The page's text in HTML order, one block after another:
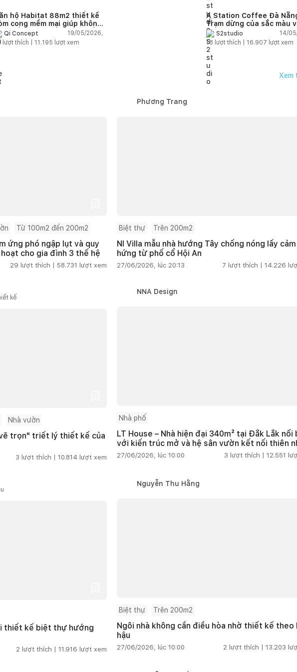
hộ Habitat 88m2 thiết kế
cong mềm mại giúp không
sống hiện đại trở nên ấm
hơn
Qi Concept
19/05/2026,
lượt thích | 11.195 lượt xem
A Station Coffee Đà
Trạm dừng của sắc màu
cảm hứng
S2studio
14/
18 lượt thích | 16.907 lượt xem
Xem
Từ 100m2 đến 200m2
ứng phó ngập lụt và quy
cho gia đình 3 thế hệ
29 lượt thích | 58.731 lượt xem
Phương Trang
Biệt thự Trên 200m2
NI Villa mẫu nhà hướng Tây chống nóng lấy cảm
hứng từ phố cổ Hội An
27/06/2026, lúc 20:13 7 lượt thích | 14.226
kế
Nhà vườn
trọn" triết lý thiết kế của
3 lượt thích | 10.814 lượt xem
NNA Design
Nhà phố
LT House – Nhà hiện đại 340m² tại Đắk Lắk nổi
với kiến trúc mở và hệ sân vườn kết nối thiên
27/06/2026, lúc 10:00 3 lượt thích | 12.551
thiết kế biệt thự hướng
2 lượt thích | 11.916 lượt xem
Nguyễn Thu Hằng
Biệt thự Trên 200m2
Ngôi nhà không cần điều hòa nhờ thiết kế theo
hậu
27/06/2026, lúc 10:00 2 lượt thích | 13.203